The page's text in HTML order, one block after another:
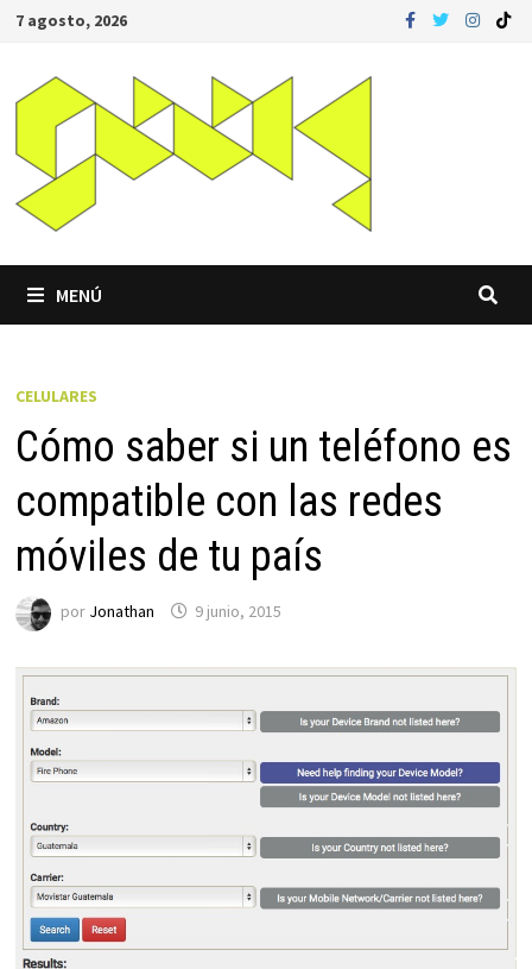
Saltar
contenido
7 agosto, 2026
MENÚ
CELULARES
Cómo saber si un teléfono es
compatible con las redes
móviles de tu país
por Jonathan 9 junio, 2015